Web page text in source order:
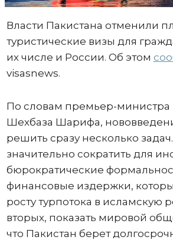
Власти Пакистана отменили
туристические визы для
их числе и России. Об этом
visasnews.
По словам премьер-министра
Шехбаза Шарифа,
решить сразу несколько
значительно сократить для
бюрократические
финансовые издержки,
росту турпотока в исламскую
вторых, показать мировой
что Пакистан берет